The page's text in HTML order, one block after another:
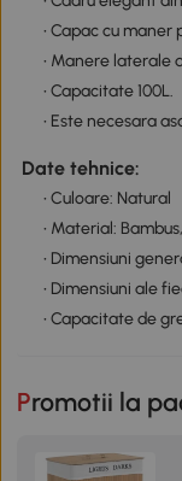
• Capac cu
• Manere laterale
• Capacitate 100L.
• Este necesara
Date tehnice:
• Culoare: Natural
• Material:
• Dimensiuni
• Dimensiuni ale
• Capacitate de
Promotii la